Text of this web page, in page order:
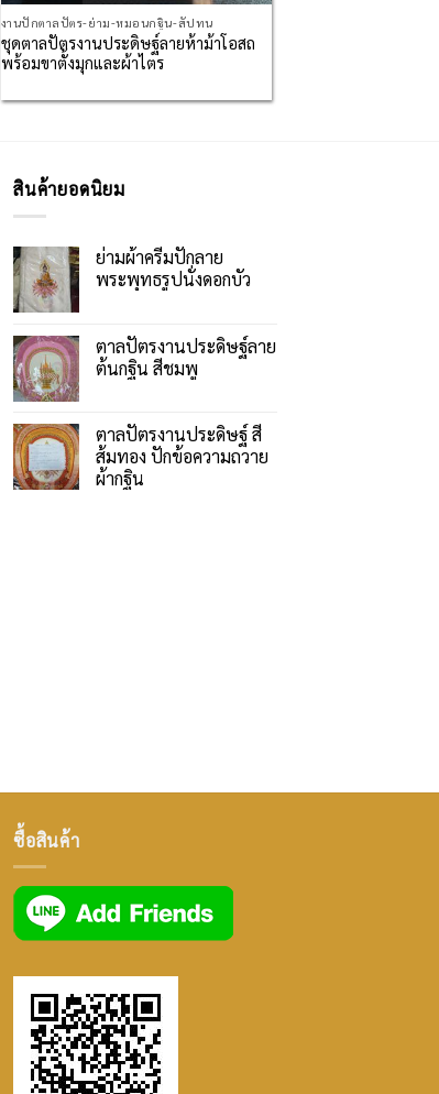
งานปักตาลปัตร-ย่าม-หมอนกฐิน-สัปทน
ชุดตาลปัตรงานประดิษฐ์ลายห้าม้าโอสถ
พร้อมขาตั้งมุกและผ้าไตร
สินค้ายอดนิยม
ย่ามผ้าครีมปักลาย
พระพุทธรูปนั่งดอกบัว
ตาลปัตรงานประดิษฐ์ลาย
ต้นกฐิน สีชมพู
ตาลปัตรงานประดิษฐ์ สี
ส้มทอง ปักข้อความถวาย
ผ้ากฐิน
ซื้อสินค้า